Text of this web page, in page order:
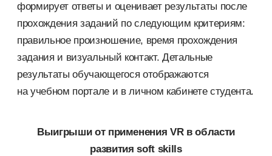
формирует ответы и оценивает результаты после
прохождения заданий по следующим критериям:
правильное произношение, время прохождения
задания и визуальный контакт. Детальные
результаты обучающегося отображаются
на учебном портале и в личном кабинете студента.
Выигрыши от применения VR в области
развития soft skills